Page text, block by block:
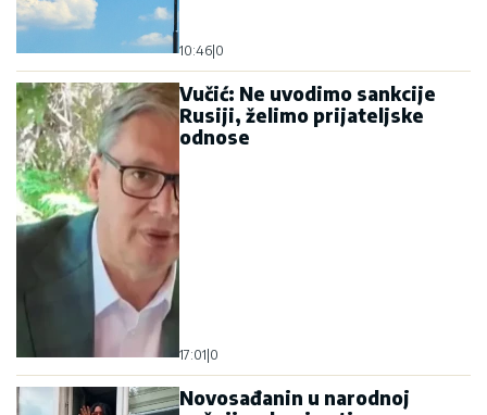
10:46 0
Vučić: Ne uvodimo sankcije
Rusiji, želimo prijateljske
odnose
17:01 0
Novosađanin u narodnoj